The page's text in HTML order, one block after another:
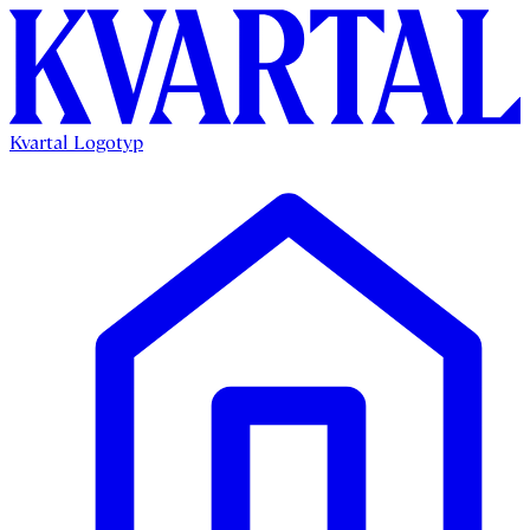
Kvartal Logotyp